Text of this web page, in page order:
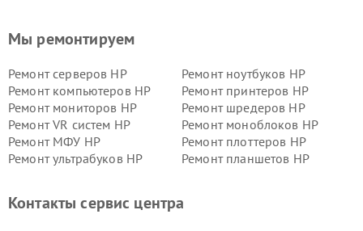
Мы ремонтируем
Ремонт серверов HP
Ремонт ноутбуков HP
Ремонт компьютеров HP
Ремонт принтеров HP
Ремонт мониторов HP
Ремонт шредеров HP
Ремонт VR систем HP
Ремонт моноблоков HP
Ремонт МФУ HP
Ремонт плоттеров HP
Ремонт ультрабуков HP
Ремонт планшетов HP
Контакты сервис центра